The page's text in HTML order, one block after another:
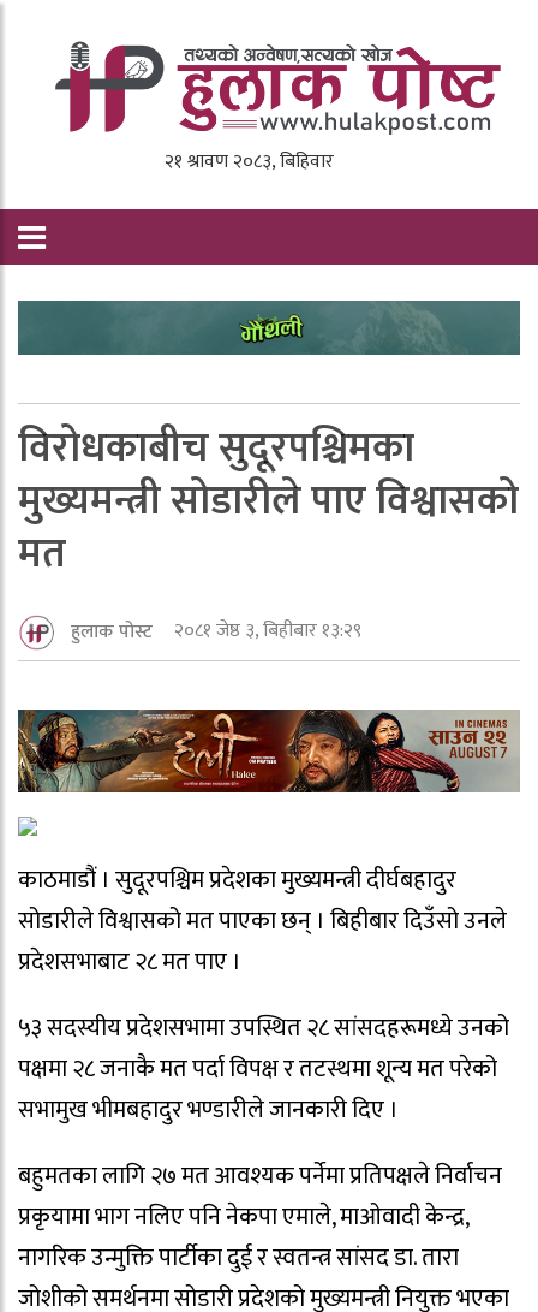
विरोधकाबीच सुदूरपश्चिमका
मुख्यमन्त्री सोडारीले पाए विश्वासको
मत
हुलाक पोस्ट २०८१ जेष्ठ ३, बिहीबार १३:२९
काठमाडौं । सुदूरपश्चिम प्रदेशका मुख्यमन्त्री दीर्घबहादुर
सोडारीले विश्वासको मत पाएका छन् । बिहीबार दिउँसो उनले
प्रदेशसभाबाट २८ मत पाए ।
५३ सदस्यीय प्रदेशसभामा उपस्थित २८ सांसदहरूमध्ये उनको
पक्षमा २८ जनाकै मत पर्दा विपक्ष र तटस्थमा शून्य मत परेको
सभामुख भीमबहादुर भण्डारीले जानकारी दिए ।
बहुमतका लागि २७ मत आवश्यक पर्नेमा प्रतिपक्षले निर्वाचन
प्रकृयामा भाग नलिए पनि नेकपा एमाले, माओवादी केन्द्र,
नागरिक उन्मुक्ति पार्टीका दुई र स्वतन्त्र सांसद डा. तारा
जोशीको समर्थनमा सोडारी प्रदेशको मुख्यमन्त्री नियुक्त भएका